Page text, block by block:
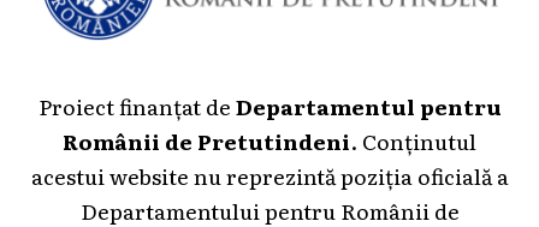
Proiect finanțat deDepartamentul pentru
Românii de Pretutindeni. Conținutul
acestui website nu reprezintă poziția oficială a
Departamentului pentru Românii de